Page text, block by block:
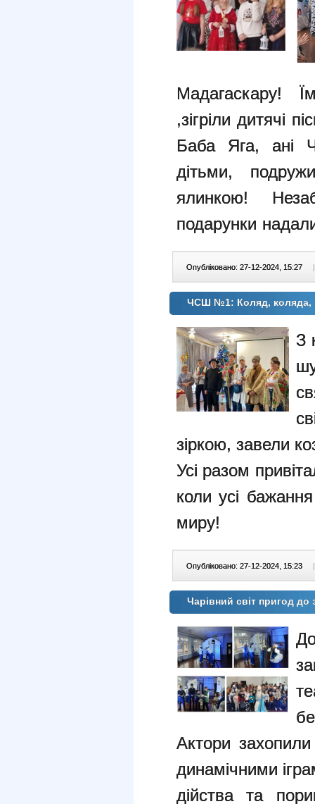
Мадагаскару!
,зігріли дитячі
Баба Яга, ані
дітьми,
ялинкою!
подарунки
Опубліковано: 27-12-2024, 15:27 |
ЧСШ №1: Коляд, коляда,
З
зіркою, завели
Усі разом
коли усі
миру!
Опубліковано: 27-12-2024, 15:23 |
Чарівний світ пригод до
Актори
динамічними
дійства та